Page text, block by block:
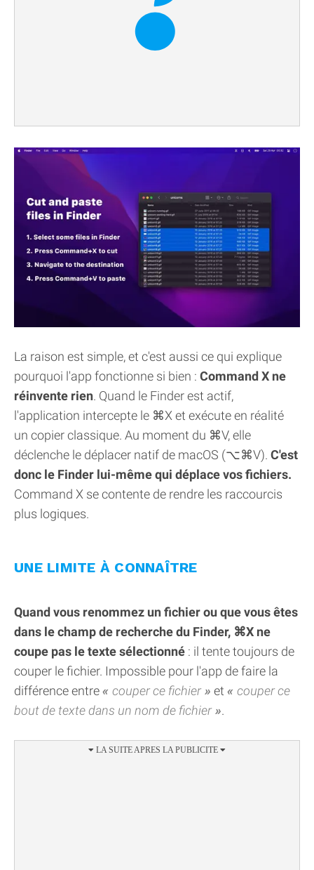
La raison est simple, et c'est aussi ce qui explique
pourquoi l'app fonctionne si bien : Command X ne
réinvente rien. Quand le Finder est actif,
l'application intercepte le ⌘X et exécute en réalité
un copier classique. Au moment du ⌘V, elle
déclenche le déplacer natif de macOS (⌥⌘V). C'est
donc le Finder lui-même qui déplace vos fichiers.
Command X se contente de rendre les raccourcis
plus logiques.
UNE LIMITE À CONNAÎTRE
Quand vous renommez un fichier ou que vous êtes
dans le champ de recherche du Finder, ⌘X ne
coupe pas le texte sélectionné : il tente toujours de
couper le fichier. Impossible pour l'app de faire la
différence entre
couper ce fichier et
couper ce
bout de texte dans un nom de fichier
.